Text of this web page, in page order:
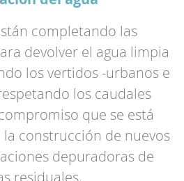
completando las
devolver el agua limpia
los vertidos -urbanos e
los caudales
que se está
construcción de nuevos
depuradoras de
residuales.